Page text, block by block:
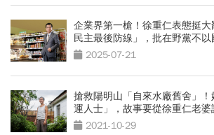
企業界第一槍！徐重仁表態挺
民主最後防線」，批在野黨不
2025-07-21
搶救陽明山「自來水廠舊舍」
運人士」，故事要從徐重仁老
2021-10-29